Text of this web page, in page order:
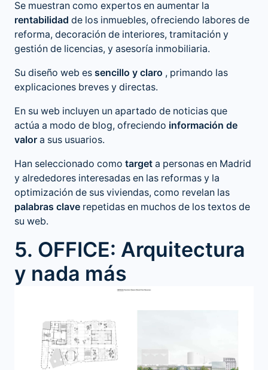
Se muestran como expertos en aumentar la
rentabilidad de los inmuebles, ofreciendo labores de
reforma, decoración de interiores, tramitación y
gestión de licencias, y asesoría inmobiliaria.
Su diseño web es sencillo y claro , primando las
explicaciones breves y directas.
En su web incluyen un apartado de noticias que
actúa a modo de blog, ofreciendo información de
valor a sus usuarios.
Han seleccionado como target a personas en Madrid
y alrededores interesadas en las reformas y la
optimización de sus viviendas, como revelan las
palabras clave repetidas en muchos de los textos de
su web.
5. OFFICE: Arquitectura
y nada más